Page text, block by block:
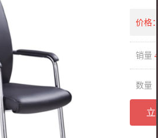
价格
销量
数量
立